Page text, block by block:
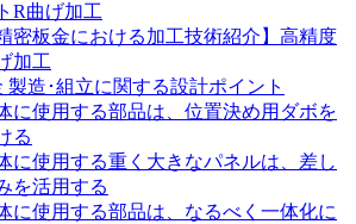
R曲げ加工
精密板金における加工技術紹介】高精度
加工
製造･組立に関する設計ポイント
に使用する部品は、位置決め用ダボを
る
に使用する重く大きなパネルは、差し
を活用する
に使用する部品は、なるべく一体化に